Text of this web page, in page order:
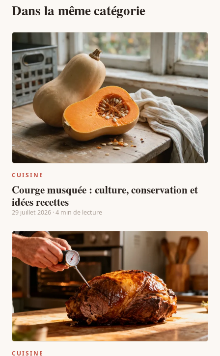
Dans la même catégorie
CUISINE
Courge musquée : culture, conservation et
idées recettes
29 juillet 2026 · 4 min de lecture
CUISINE